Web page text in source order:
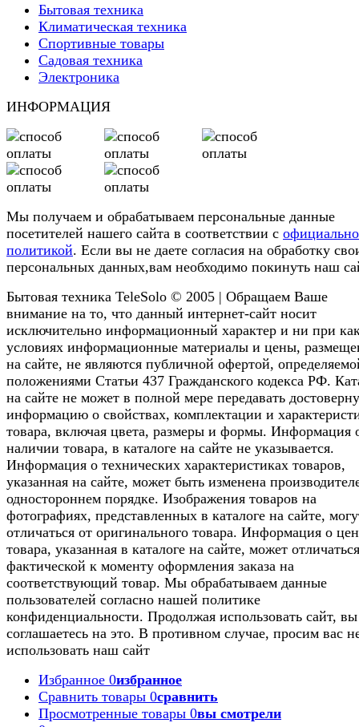
Бытовая техника
Климатическая техника
Спортивные товары
Садовая техника
Электроника
ИНФОРМАЦИЯ
Мы получаем и обрабатываем персональные данные
посетителей нашего сайта в соответствии с
политикой. Если вы не даете согласия на обработку
персональных данных,вам необходимо покинуть наш
Бытовая техника TeleSolo © 2005 | Обращаем Ваше
внимание на то, что данный интернет-сайт носит
исключительно информационный характер и ни при
условиях информационные материалы и цены,
на сайте, не являются публичной офертой,
положениями Статьи 437 Гражданского кодекса РФ.
на сайте не может в полной мере передавать
информацию о свойствах, комплектации и
товара, включая цвета, размеры и формы. Информация
наличии товара, в каталоге на сайте не указывается.
Информация о технических характеристиках товаров,
указанная на сайте, может быть изменена
одностороннем порядке. Изображения товаров на
фотографиях, представленных в каталоге на сайте,
отличаться от оригинального товара. Информация о
товара, указанная в каталоге на сайте, может
фактической к моменту оформления заказа на
соответствующий товар. Мы обрабатываем данные
пользователей согласно нашей политике
конфиденциальности. Продолжая использовать сайт, вы
соглашаетесь на это. В противном случае, просим вас
использовать наш сайт
Избранное 0избранное
Сравнить товары 0сравнить
Просмотренные товары 0вы смотрели